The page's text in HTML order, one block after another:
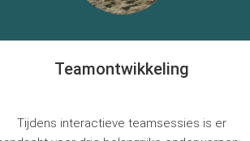
Teamontwikkeling
Tijdens interactieve teamsessies is er